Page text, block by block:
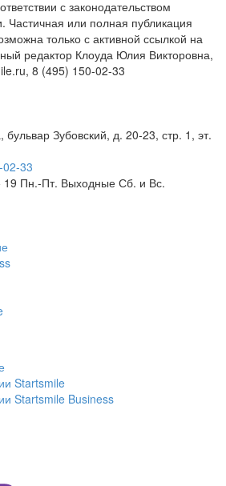
с законодательством
Частичная или полная публикация
только с активной ссылкой на
редактор Клоуда Юлия Викторовна,
8 (495) 150-02-33
Зубовский, д. 20-23, стр. 1, эт.
33
19 Пн.-Пт. Выходные Сб. и Вс.
Startsmile
Startsmile Business